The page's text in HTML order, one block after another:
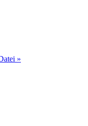
»